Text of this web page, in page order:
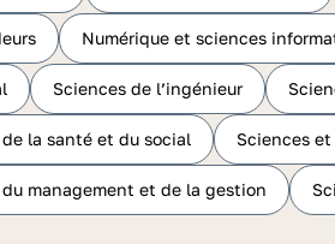
Numérique et sciences
Sciences de l’ingénieur
la santé et du social Sciences
management et de la gestion